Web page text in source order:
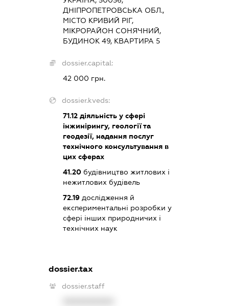
ДНІПРОПЕТРОВСЬКА ОБЛ.,
МІСТО КРИВИЙ РІГ,
МІКРОРАЙОН СОНЯЧНИЙ,
БУДИНОК 49, КВАРТИРА 5
dossier.capital:
42 000 грн.
dossier.kveds:
71.12 діяльність у сфері
інжинірингу, геології та
геодезії, надання послуг
технічного консультування в
цих сферах
41.20 будівництво житлових і
нежитлових будівель
72.19 дослідження й
експериментальні розробки у
сфері інших природничих і
технічних наук
dossier.tax
dossier.staff